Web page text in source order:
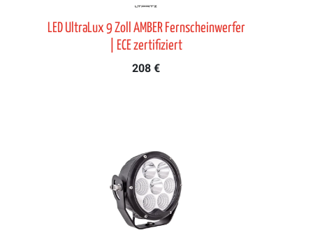
LED UltraLux 9 Zoll AMBER Fernscheinwerfer
| ECE zertifiziert
208 €